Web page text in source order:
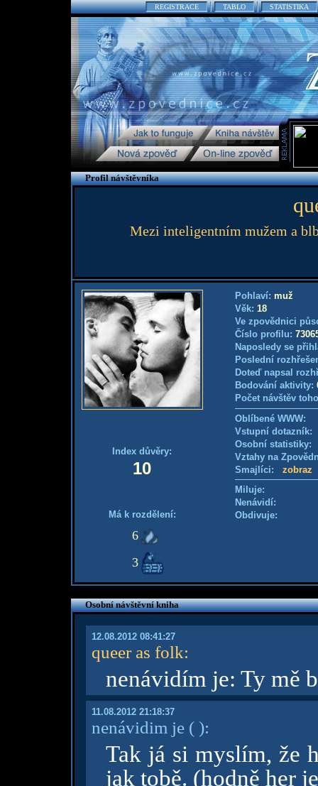
REGISTRACE TABLO STATISTIKA
Profil návštěvníka
Mezi inteligentním mužem a
Index důvěry:
10
Má k rozdělení:
6
3
Pohlaví: muž
Věk: 18
Ve zpovědnici
Číslo profilu:
Naposledy se
Poslední
Doteď napsal
Bodování aktivity:
Počet návštěv
Oblíbené WWW:
Vstupní
Osobní
Vztahy na
Smajlíci: zobraz
Miluje:
Nenávidí:
Obdivuje:
Osobní návštěvní kniha
12.08.2012 08:41:27
queer as folk:
nenávidím je: Ty mě
11.08.2012 21:18:37
nenávidim je( ):
Tak já si myslím, že
jak tobě. (hodně her